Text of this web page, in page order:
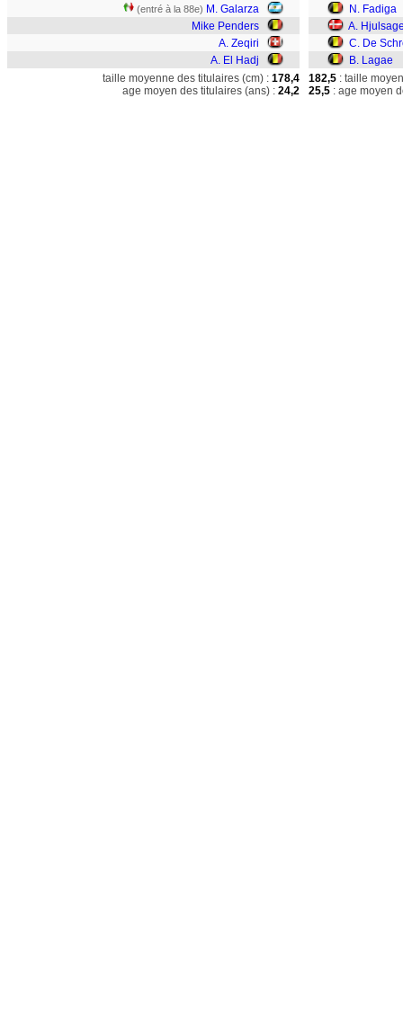
(entré à la 88e) M. Galarza
Mike Penders
A. Zeqiri
A. El Hadj
N. Fadiga
A.
C. De
B. Lagae
taille moyenne des titulaires (cm) : 178,4
age moyen des titulaires (ans) : 24,2
182,5 : taille
25,5 : age moyen